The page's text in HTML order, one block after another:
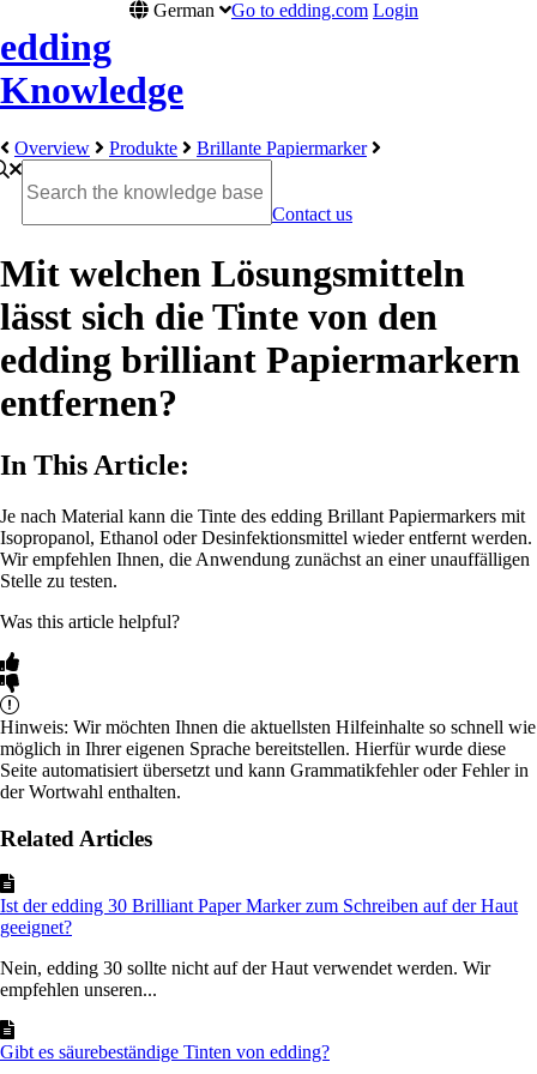
edding
Knowledge
German Go to edding.com Login
Overview Produkte Brillante Papiermarker
Contact us
Mit welchen Lösungsmitteln
lässt sich die Tinte von den
edding brilliant Papiermarkern
entfernen?
In This Article:
Je nach Material kann die Tinte des edding Brillant Papiermarkers mit
Isopropanol, Ethanol oder Desinfektionsmittel wieder entfernt werden.
Wir empfehlen Ihnen, die Anwendung zunächst an einer unauffälligen
Stelle zu testen.
Was this article helpful?
Hinweis: Wir möchten Ihnen die aktuellsten Hilfeinhalte so schnell wie
möglich in Ihrer eigenen Sprache bereitstellen. Hierfür wurde diese
Seite automatisiert übersetzt und kann Grammatikfehler oder Fehler in
der Wortwahl enthalten.
Related Articles
Ist der edding 30 Brilliant Paper Marker zum Schreiben auf der Haut
geeignet?
Nein, edding 30 sollte nicht auf der Haut verwendet werden. Wir
empfehlen unseren...
Gibt es säurebeständige Tinten von edding?